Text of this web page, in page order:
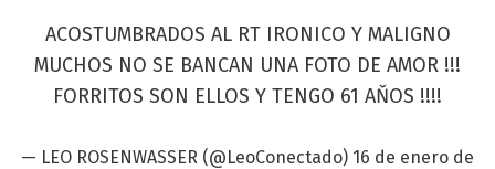
ACOSTUMBRADOS AL RT IRONICO Y MALIGNO
MUCHOS NO SE BANCAN UNA FOTO DE AMOR !!!
FORRITOS SON ELLOS Y TENGO 61 AŇOS !!!!
— LEO ROSENWASSER (@LeoConectado) 16 de enero de